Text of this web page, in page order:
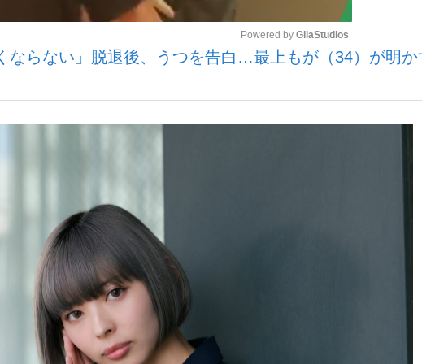
「クマが悪者扱いされているの
」サッカー日本代表・森保一監督...
いまさら聞けない
もっと見る
Powered by GliaStudios
ならない」脱退後、うつを告白…最上もが（34）が明か